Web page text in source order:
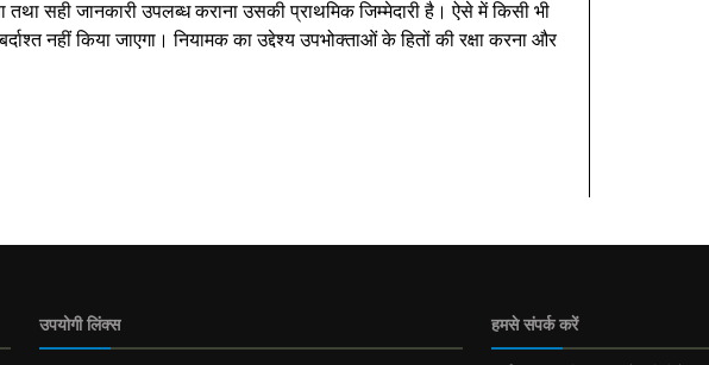
सही जानकारी उपलब्ध कराना उसकी प्राथमिक जिम्मेदारी है। ऐसे में किसी भी
नहीं किया जाएगा। नियामक का उद्देश्य उपभोक्ताओं के हितों की रक्षा करना और
उपयोगी लिंक्स हमसे संपर्क करें